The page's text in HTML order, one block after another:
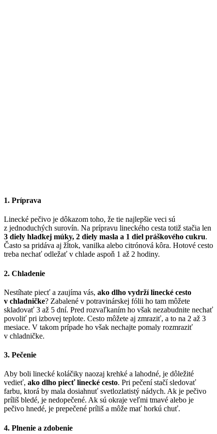
1. Príprava
Linecké pečivo je dôkazom toho, že tie najlepšie veci sú
z jednoduchých surovín. Na prípravu lineckého cesta totiž stačia len
3 diely hladkej múky, 2 diely masla a 1 diel práškového cukru.
Často sa pridáva aj žĺtok, vanilka alebo citrónová kôra. Hotové cesto
treba nechať odležať v chlade aspoň 1 až 2 hodiny.
2. Chladenie
Nestíhate piecť a zaujíma vás, ako dlho vydrží linecké cesto
v chladničke? Zabalené v potravinárskej fólii ho tam môžete
skladovať 3 až 5 dní. Pred rozvaľkaním ho však nezabudnite nechať
povoliť pri izbovej teplote. Cesto môžete aj zmraziť, a to na 2 až 3
mesiace. V takom prípade ho však nechajte pomaly rozmraziť
v chladničke.
3. Pečenie
Aby boli linecké koláčiky naozaj krehké a lahodné, je dôležité
vedieť, ako dlho piecť linecké cesto. Pri pečení stačí sledovať
farbu, ktorá by mala dosiahnuť svetlozlatistý nádych. Ak je pečivo
príliš bledé, je nedopečené. Ak sú okraje veľmi tmavé alebo je
pečivo hnedé, je prepečené príliš a môže mať horkú chuť.
4. Plnenie a zdobenie